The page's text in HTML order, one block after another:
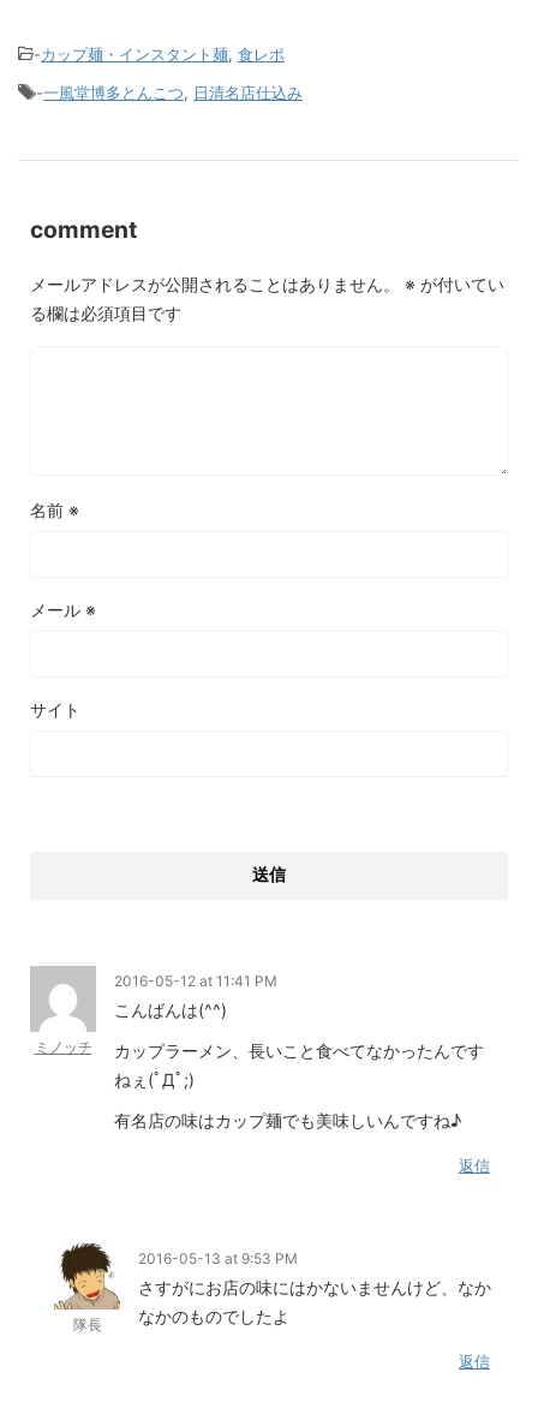
-カップ麺・インスタント麺, 食レポ
-一風堂博多とんこつ, 日清名店仕込み
comment
メールアドレスが公開されることはありません。 ※ が付いてい
る欄は必須項目です
名前 ※
メール ※
サイト
ミノッチ
2016-05-12 at 11:41 PM
こんばんは(^^)
カップラーメン、長いこと食べてなかったんです
ねぇ(ﾟДﾟ;)
有名店の味はカップ麺でも美味しいんですね♪
返信
隊長
2016-05-13 at 9:53 PM
さすがにお店の味にはかないませんけど、なか
なかのものでしたよ
返信